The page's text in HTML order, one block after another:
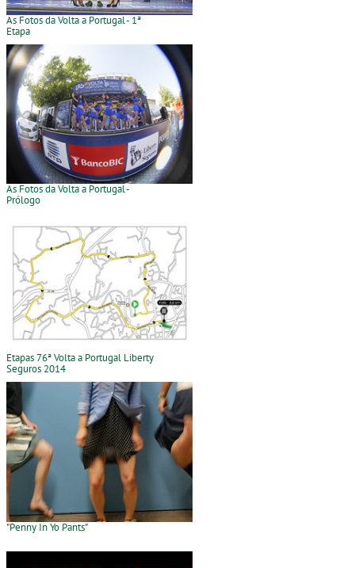
As Fotos da Volta a Portugal - 1ª
Etapa
As Fotos da Volta a Portugal -
Prólogo
Etapas 76ª Volta a Portugal Liberty
Seguros 2014
"Penny In Yo Pants"